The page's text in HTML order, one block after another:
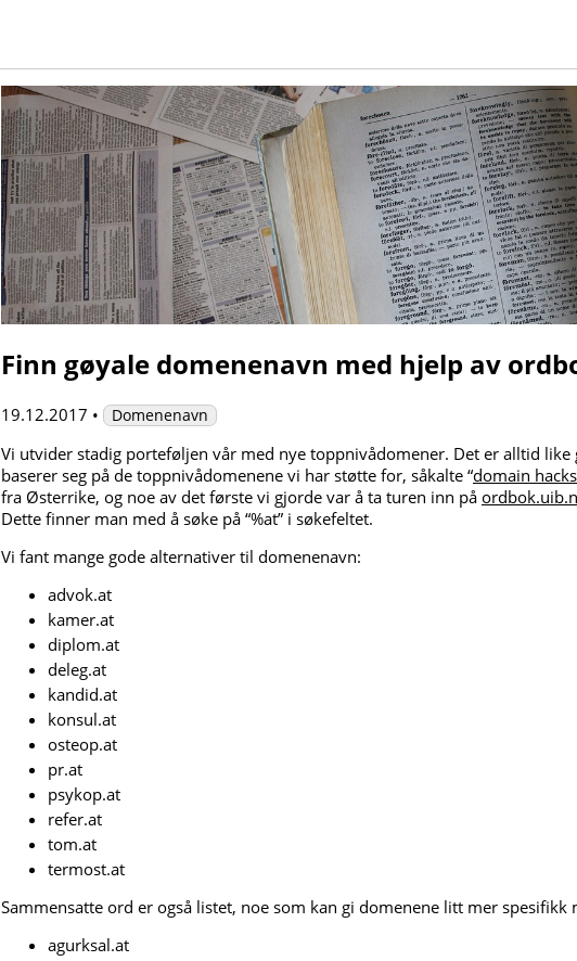
Finn gøyale domenenavn med hjelp av
19.12.2017 • Domenenavn
Vi utvider stadig porteføljen vår med nye toppnivådomener. Det er alltid like
baserer seg på de toppnivådomenene vi har støtte for, såkalte “domain hacks
fra Østerrike, og noe av det første vi gjorde var å ta turen inn på
Dette finner man med å søke på “%at” i søkefeltet.
Vi fant mange gode alternativer til domenenavn:
advok.at
kamer.at
diplom.at
deleg.at
kandid.at
konsul.at
osteop.at
pr.at
psykop.at
refer.at
tom.at
termost.at
Sammensatte ord er også listet, noe som kan gi domenene litt mer spesifikk
agurksal.at